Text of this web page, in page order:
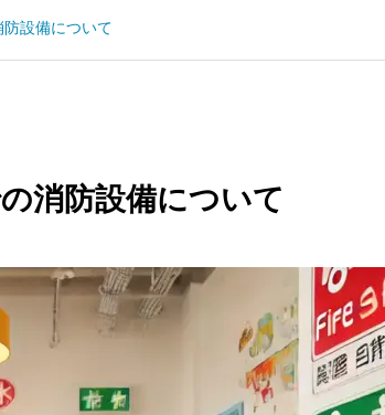
設置してもらいま
した
設備について
消防設備について
地区音響装置